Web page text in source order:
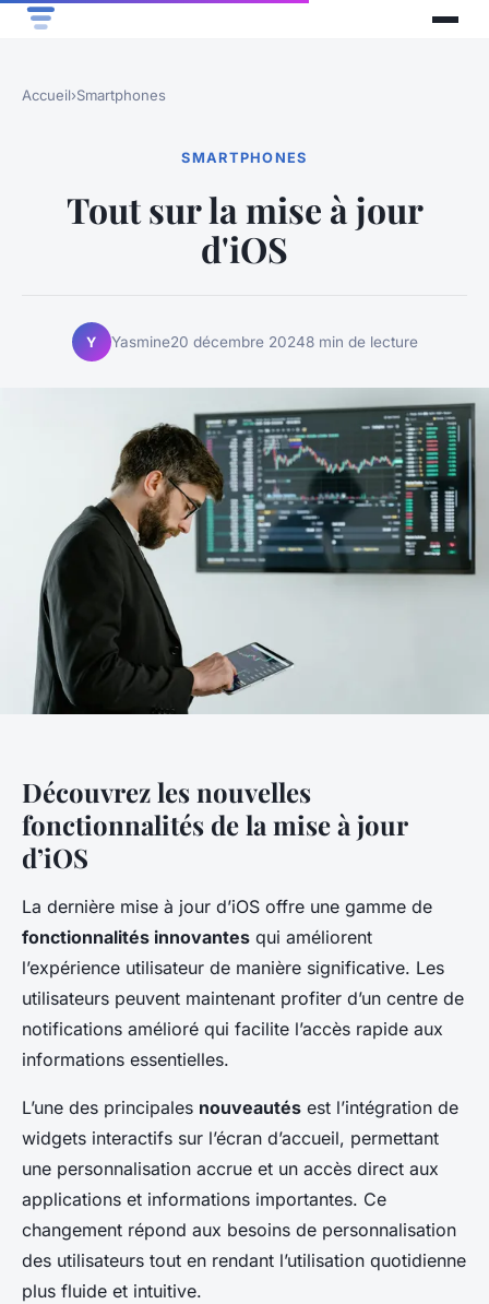
Accueil›Smartphones
SMARTPHONES
Tout sur la mise à jour
d'iOS
Y Yasmine20 décembre 20248 min de lecture
Découvrez les nouvelles
fonctionnalités de la mise à jour
d’iOS
La dernière mise à jour d’iOS offre une gamme de
fonctionnalités innovantes qui améliorent
l’expérience utilisateur de manière significative. Les
utilisateurs peuvent maintenant profiter d’un centre de
notifications amélioré qui facilite l’accès rapide aux
informations essentielles.
L’une des principales nouveautés est l’intégration de
widgets interactifs sur l’écran d’accueil, permettant
une personnalisation accrue et un accès direct aux
applications et informations importantes. Ce
changement répond aux besoins de personnalisation
des utilisateurs tout en rendant l’utilisation quotidienne
plus fluide et intuitive.